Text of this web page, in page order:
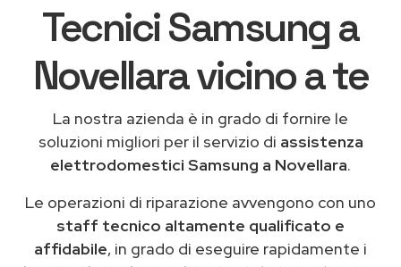
Tecnici Samsung a
Novellara vicino a te
La nostra azienda è in grado di fornire le
soluzioni migliori per il servizio di assistenza
elettrodomestici Samsung a Novellara.
Le operazioni di riparazione avvengono con uno
staff tecnico altamente qualificato e
affidabile, in grado di eseguire rapidamente i